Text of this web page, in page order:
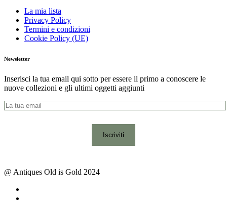
La mia lista
Privacy Policy
Termini e condizioni
Cookie Policy (UE)
Newsletter
Inserisci la tua email qui sotto per essere il primo a conoscere le
nuove collezioni e gli ultimi oggetti aggiunti
@ Antiques Old is Gold 2024